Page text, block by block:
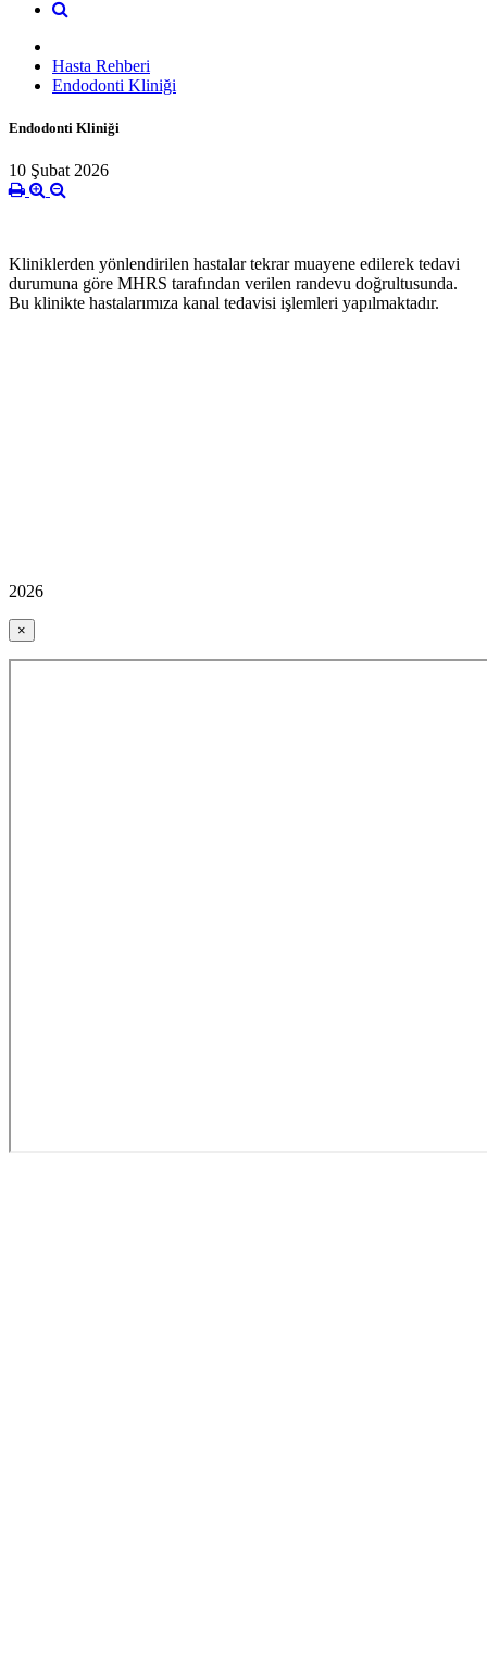
Hasta Rehberi
Endodonti Kliniği
Endodonti Kliniği
10 Şubat 2026
Kliniklerden yönlendirilen hastalar tekrar muayene edilerek tedavi
durumuna göre MHRS tarafından verilen randevu doğrultusunda.
Bu klinikte hastalarımıza kanal tedavisi işlemleri yapılmaktadır.
2026
×